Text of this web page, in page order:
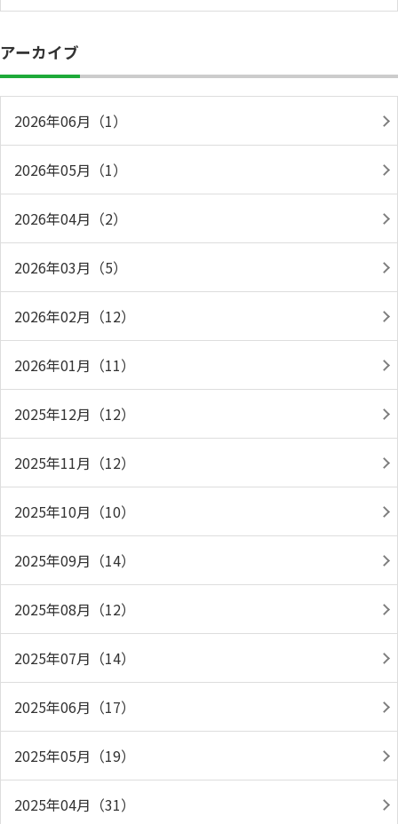
アーカイブ
2026年06月（1）
2026年05月（1）
2026年04月（2）
2026年03月（5）
2026年02月（12）
2026年01月（11）
2025年12月（12）
2025年11月（12）
2025年10月（10）
2025年09月（14）
2025年08月（12）
2025年07月（14）
2025年06月（17）
2025年05月（19）
2025年04月（31）